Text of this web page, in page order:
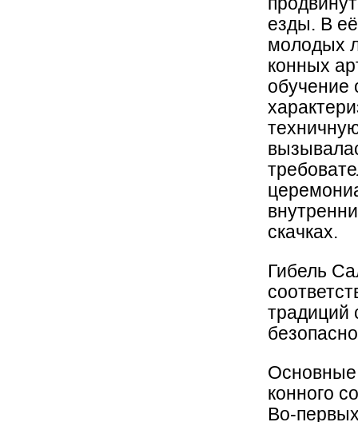
езды. В
молодых
конных
скачках.
Гибель
традиций
Основные
конного
Во-